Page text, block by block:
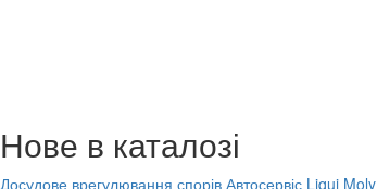
Нове в каталозі
Досудове врегулювання спорів Автосервіс Liqui Moly